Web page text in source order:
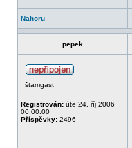
Nahoru
pepek
štamgast
Registrován: úte 24. říj 2006
00:00:00
Příspěvky: 2496